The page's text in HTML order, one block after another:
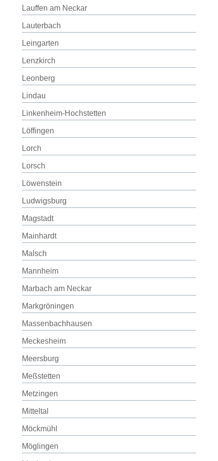
Lauffen am Neckar
Lauterbach
Leingarten
Lenzkirch
Leonberg
Lindau
Linkenheim-Hochstetten
Löffingen
Lorch
Lorsch
Löwenstein
Ludwigsburg
Magstadt
Mainhardt
Malsch
Mannheim
Marbach am Neckar
Markgröningen
Massenbachhausen
Meckesheim
Meersburg
Meßstetten
Metzingen
Mitteltal
Möckmühl
Möglingen